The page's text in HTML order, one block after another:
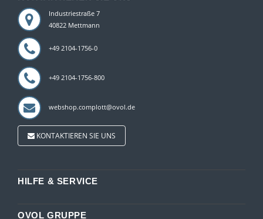
Industriestraße 7
40822 Mettmann
+49 2104-1756-0
+49 2104-1756-800
webshop.complott@ovol.de
KONTAKTIEREN SIE UNS
HILFE & SERVICE
OVOL GRUPPE